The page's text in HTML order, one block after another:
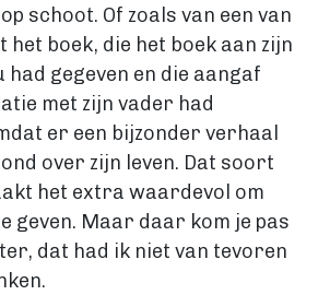
schoot. Of zoals van een van
het boek, die het boek aan zijn
had gegeven en die aangaf
met zijn vader had
er een bijzonder verhaal
over zijn leven. Dat soort
het extra waardevol om
geven. Maar daar kom je pas
dat had ik niet van tevoren